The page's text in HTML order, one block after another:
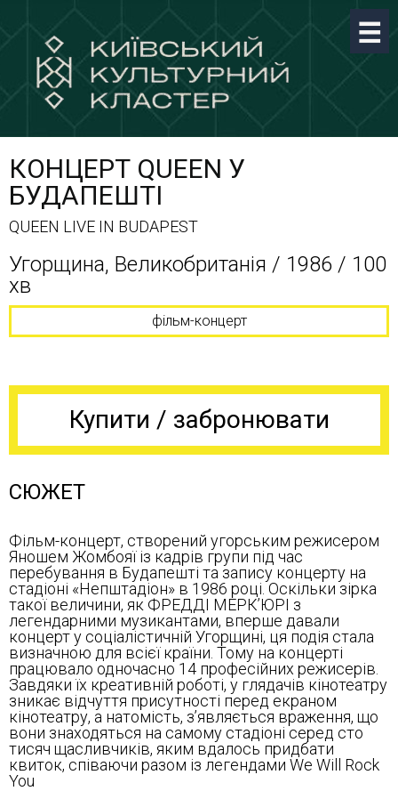
КОНЦЕРТ QUEEN У
БУДАПЕШТІ
QUEEN LIVE IN BUDAPEST
Угорщина, Великобританія / 1986 / 100
хв
фільм-концерт
Купити / забронювати
СЮЖЕТ
Фільм-концерт, створений угорським режисером
Яношем Жомбояї із кадрів групи під час
перебування в Будапешті та запису концерту на
стадіоні «Непштадіон» в 1986 році. Оскільки зірка
такої величини, як ФРЕДДІ МЕРК’ЮРІ з
легендарними музикантами, вперше давали
концерт у соціалістичній Угорщині, ця подія стала
визначною для всієї країни. Тому на концерті
працювало одночасно 14 професійних режисерів.
Завдяки їх креативній роботі, у глядачів кінотеатру
зникає відчуття присутності перед екраном
кінотеатру, а натомість, з’являється враження, що
вони знаходяться на самому стадіоні серед сто
тисяч щасливчиків, яким вдалось придбати
квиток, співаючи разом із легендами We Will Rock
You